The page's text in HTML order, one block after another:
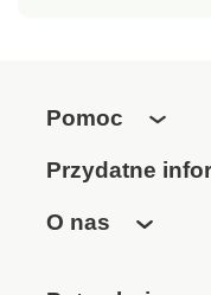
Pomoc
Przydatne
O nas